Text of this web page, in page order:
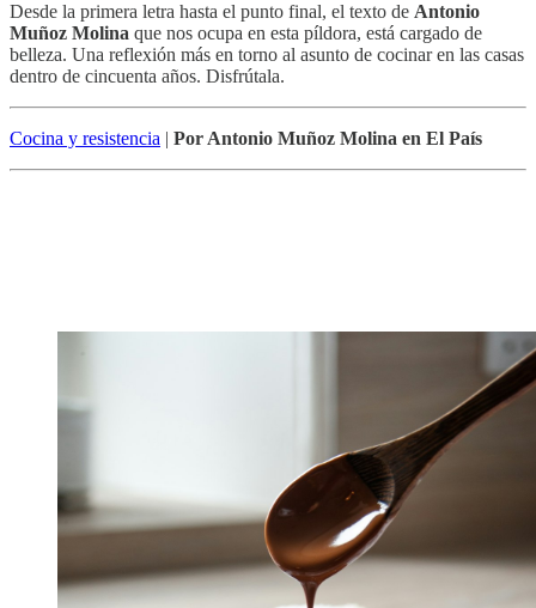
Desde la primera letra hasta el punto final, el texto de Antonio
Muñoz Molina que nos ocupa en esta píldora, está cargado de
belleza. Una reflexión más en torno al asunto de cocinar en las casas
dentro de cincuenta años. Disfrútala.
Cocina y resistencia | Por Antonio Muñoz Molina en El País